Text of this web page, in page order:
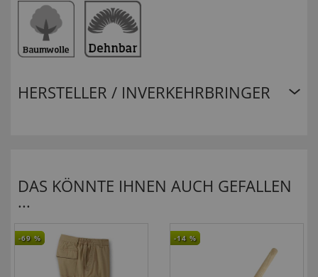
HERSTELLER / INVERKEHRBRINGER
DAS KÖNNTE IHNEN AUCH GEFALLEN
...
-69 % -14 %